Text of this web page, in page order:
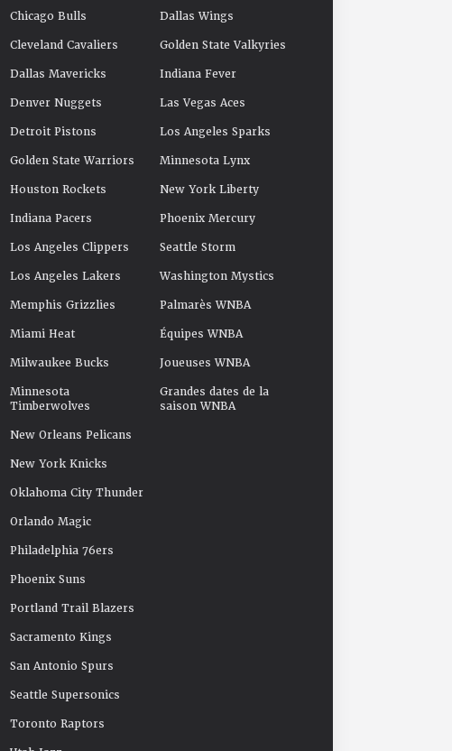
Chicago Bulls
Cleveland Cavaliers
Dallas Mavericks
Denver Nuggets
Detroit Pistons
Golden State Warriors
Houston Rockets
Indiana Pacers
Los Angeles Clippers
Los Angeles Lakers
Memphis Grizzlies
Miami Heat
Milwaukee Bucks
Minnesota
Timberwolves
New Orleans Pelicans
New York Knicks
Oklahoma City Thunder
Orlando Magic
Philadelphia 76ers
Phoenix Suns
Portland Trail Blazers
Sacramento Kings
San Antonio Spurs
Seattle Supersonics
Toronto Raptors
Dallas Wings
Golden State Valkyries
Indiana Fever
Las Vegas Aces
Los Angeles Sparks
Minnesota Lynx
New York Liberty
Phoenix Mercury
Seattle Storm
Washington Mystics
Palmarès WNBA
Équipes WNBA
Joueuses WNBA
Grandes dates de la
saison WNBA